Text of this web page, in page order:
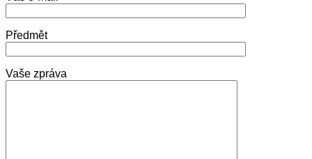
Předmět
Vaše zpráva